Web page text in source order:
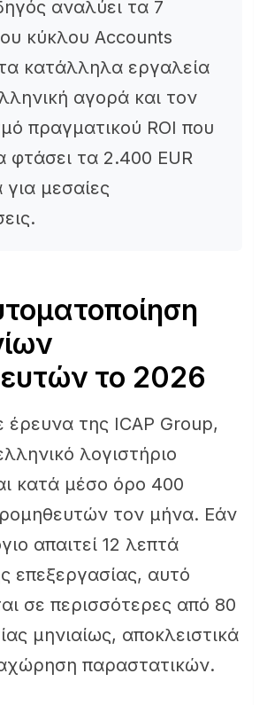
αναλύει τα 7
κύκλου Accounts
κατάλληλα εργαλεία
αγορά και τον
πραγματικού ROI που
φτάσει τα 2.400 EUR
μεσαίες
το 2026
της ICAP Group,
λογιστήριο
κατά μέσο όρο 400
τον μήνα. Εάν
απαιτεί 12 λεπτά
επεξεργασίας, αυτό
σε περισσότερες από 80
μηνιαίως, αποκλειστικά
παραστατικών.